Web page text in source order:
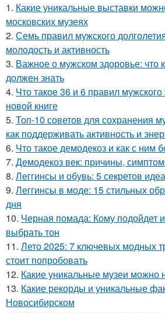
1. Какие уникальные выставки
московских музеях
2. Семь правил мужского
молодость и активность
3. Важное о мужском здоровье: что
должен знать
4. Что такое 36 и 6 правил
новой книге
5. Топ-10 советов для сохранения
как поддерживать активность и
6. Что такое демодекоз и как с ним
7. Демодекоз век: причины,
8. Леггинсы и обувь: 5 секретов
9. Леггинсы в моде: 15 стильных
дня
10. Черная помада: Кому подойдет
выбрать тон
11. Лето 2025: 7 ключевых модных
стоит попробовать
12. Какие уникальные музеи можно
13. Какие рекорды и уникальные
Новосибирском